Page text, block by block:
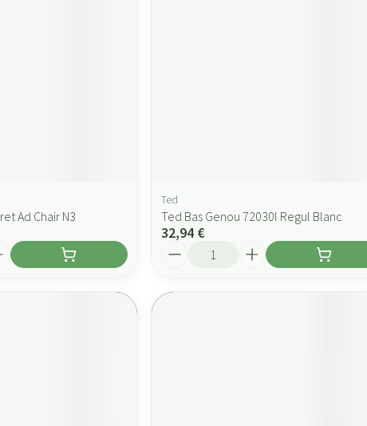
Ad Chair N3
Ted
Ted Bas Genou 72030l Regul Blanc
32,94 €